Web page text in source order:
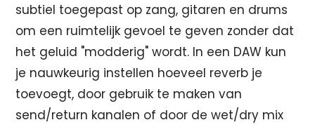
subtiel toegepast op zang, gitaren en drums
om een ruimtelijk gevoel te geven zonder dat
het geluid "modderig" wordt. In een DAW kun
je nauwkeurig instellen hoeveel reverb je
toevoegt, door gebruik te maken van
send/return kanalen of door de wet/dry mix